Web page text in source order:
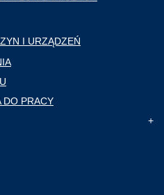
I URZĄDZEŃ
DO PRACY